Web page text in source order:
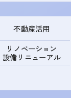
不動産活用
リノベーション
設備リニューアル